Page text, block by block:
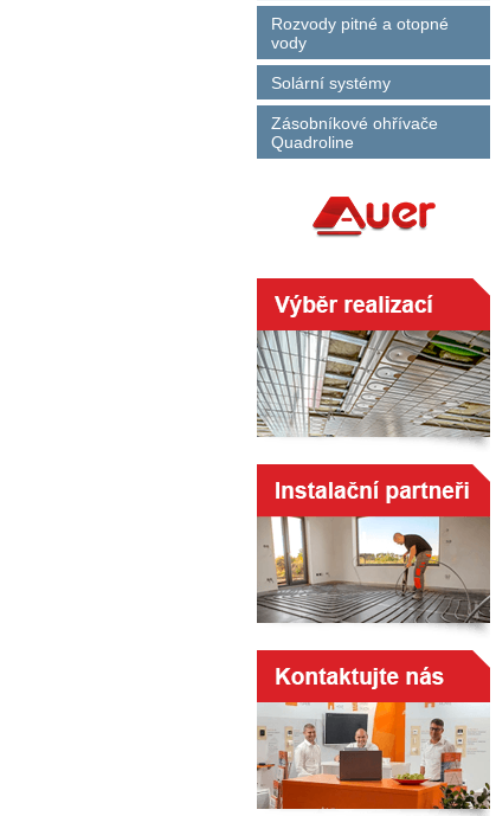
Rozvody pitné a otopné
vody
Solární systémy
Zásobníkové ohřívače
Quadroline